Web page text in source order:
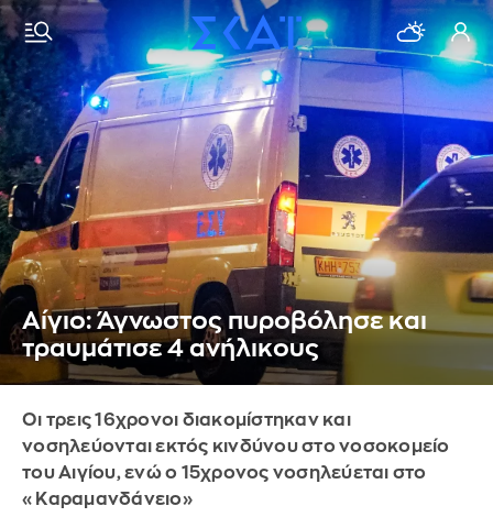
Αίγιο: Άγνωστος πυροβόλησε και
τραυμάτισε 4 ανήλικους
Οι τρεις 16χρονοι διακομίστηκαν και
νοσηλεύονται εκτός κινδύνου στο νοσοκομείο
του Αιγίου, ενώ ο 15χρονος νοσηλεύεται στο
«Καραμανδάνειο»